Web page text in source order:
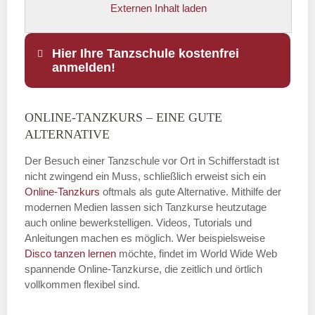
Externen Inhalt laden
Hier Ihre Tanzschule kostenfrei
anmelden!
Name
E-Mail*
Name der Tanzschule
ONLINE-TANZKURS – EINE GUTE
ALTERNATIVE
Der Besuch einer Tanzschule vor Ort in Schifferstadt ist
nicht zwingend ein Muss, schließlich erweist sich ein
Online-Tanzkurs oftmals als gute Alternative. Mithilfe der
modernen Medien lassen sich Tanzkurse heutzutage
auch online bewerkstelligen. Videos, Tutorials und
Anleitungen machen es möglich. Wer beispielsweise
Disco tanzen lernen möchte, findet im World Wide Web
spannende Online-Tanzkurse, die zeitlich und örtlich
vollkommen flexibel sind.